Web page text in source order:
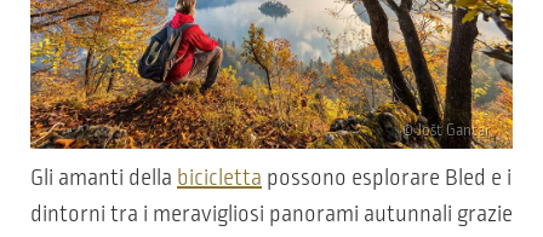
© Jošt Gantar
Gli amanti della bicicletta possono esplorare Bled e i
dintorni tra i meravigliosi panorami autunnali grazie